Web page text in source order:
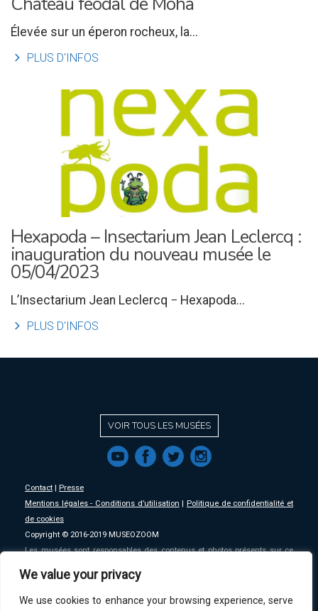
We value your privacy
We use cookies to enhance your browsing experience, serve
Élevée sur un éperon rocheux, la...
l PLUS D'INFOS
Hexapoda – Insectarium Jean Leclercq :
inauguration du nouveau musée le
05/04/2023
L’Insectarium Jean Leclercq − Hexapoda...
l PLUS D'INFOS
VOIR TOUS LES MUSÉES
f a b e
Contact | Presse
Mentions légales - Conditions d’utilisation | Politique de confidentialité et
de cookies
Copyright © 2016-2019 MUSEOZOOM
Les musées sont responsables des contenus et photos présents sur ce
An initative ofMSW.